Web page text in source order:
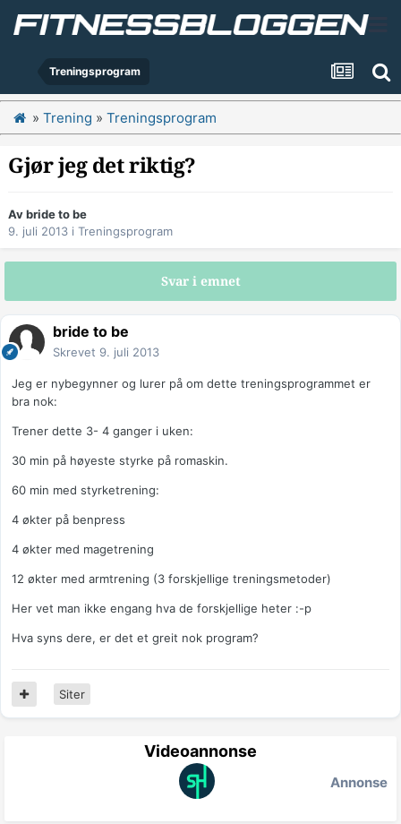
Treningsprogram
» Trening » Treningsprogram
Gjør jeg det riktig?
Avbride to be
9. juli 2013 i Treningsprogram
Svar i emnet
bride to be
Skrevet 9. juli 2013
Jeg er nybegynner og lurer på om dette treningsprogrammet er
bra nok:
Trener dette 3- 4 ganger i uken:
30 min på høyeste styrke på romaskin.
60 min med styrketrening:
4 økter på benpress
4 økter med magetrening
12 økter med armtrening (3 forskjellige treningsmetoder)
Her vet man ikke engang hva de forskjellige heter :-p
Hva syns dere, er det et greit nok program?
Siter
Videoannonse
Annonse